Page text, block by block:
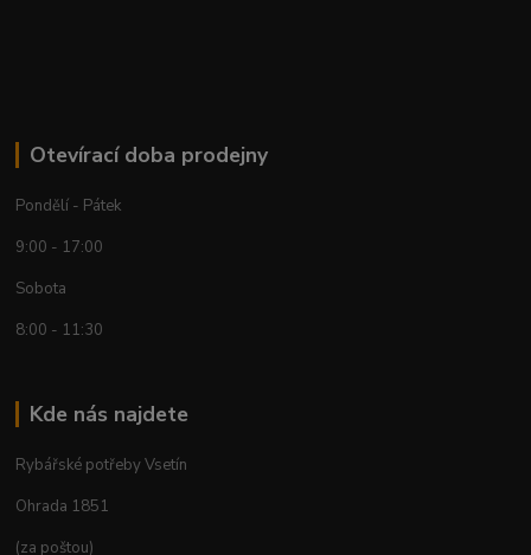
Otevírací doba prodejny
Pondělí - Pátek
9:00 - 17:00
Sobota
8:00 - 11:30
Kde nás najdete
Rybářské potřeby Vsetín
Ohrada 1851
(za poštou)